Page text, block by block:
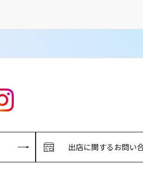
出店に関するお問い